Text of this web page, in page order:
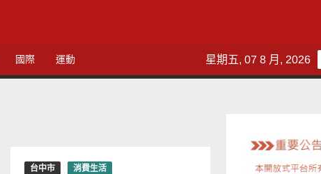
國際 運動 星期五, 07 8 月, 2026
台中市 消費生活